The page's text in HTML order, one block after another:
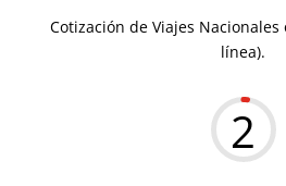
Cotización de Viajes
línea).
2